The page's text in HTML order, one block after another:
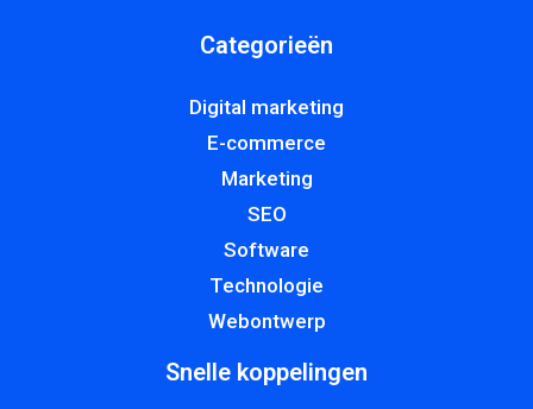
Categorieën
Digital marketing
E-commerce
Marketing
SEO
Software
Technologie
Webontwerp
Snelle koppelingen